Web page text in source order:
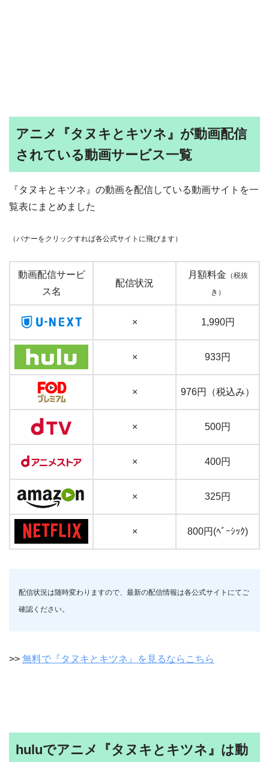
アニメ『タヌキとキツネ』が動画配信
されている動画サービス一覧
『タヌキとキツネ』の動画を配信している動画サイトを一
覧表にまとめました
（バナーをクリックすれば各公式サイトに飛びます）
動画配信サービ
ス名
配信状況
月額料金 （税抜
き）
× 1,990円
× 933円
× 976円（税込み）
× 500円
× 400円
× 325円
× 800円(ﾍﾞｰｼｯｸ)
配信状況は随時変わりますので、最新の配信情報は各公式サイトにてご
確認ください。
>> 無料で『タヌキとキツネ』を見るならこちら
huluでアニメ『タヌキとキツネ』は動